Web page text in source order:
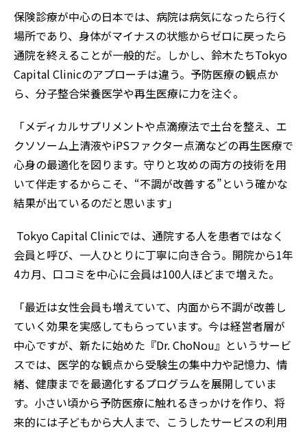
保険診療が中心の日本では、病院は病気になったら行く
場所であり、身体がマイナスの状態からゼロに戻ったら
通院を終えることが一般的だ。しかし、鈴木たちTokyo
Capital Clinicのアプローチは違う。予防医療の観点か
ら、分子整合栄養医学や再生医療に力を注ぐ。
「メディカルサプリメントや点滴療法で土台を整え、エ
クソソーム上清液やiPSファクター点滴などの再生医療で
心身の最適化を図ります。守りと攻めの両方の技術を用
いて伴走するからこそ、“不調が改善する”という確かな
結果が出ているのだと思います」
Tokyo Capital Clinicでは、通院する人を患者ではなく
会員と呼び、一人ひとりに丁寧に向き合う。開院から1年
4カ月、口コミを中心に会員は100人ほどまで増えた。
「最近は女性会員も増えていて、内面から不調が改善し
ていく効果を実感してもらっています。今は経営者層が
中心ですが、新たに始めた『Dr. ChoNou』というサービ
スでは、医学的な観点から受験生の集中力や記憶力、情
緒、健康までを最適化するプログラムを展開していま
す。小さい頃から予防医療に触れるきっかけを作り、将
来的には子どもから大人まで、こうしたサービスの利用